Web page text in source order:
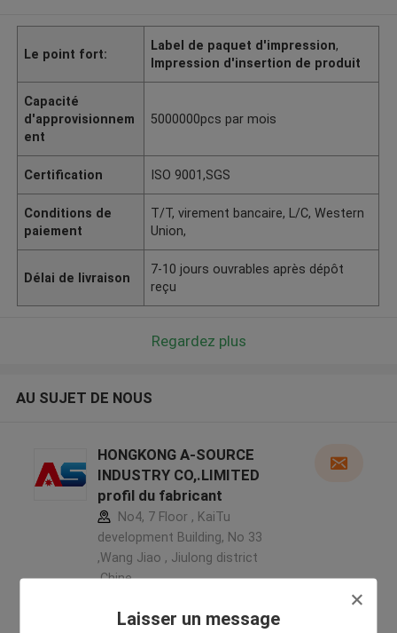
Laisser un message
Le point fort:
Label de paquet d'impression,
Impression d'insertion de produit
Capacité
d'approvisionnem
ent
5000000pcs par mois
Certification ISO 9001,SGS
Conditions de
paiement
T/T, virement bancaire, L/C, Western
Union,
Délai de livraison
7-10 jours ouvrables après dépôt
reçu
Regardez plus
AU SUJET DE NOUS
HONGKONG A-SOURCE
INDUSTRY CO,.LIMITED
profil du fabricant
No4, 7 Floor , KaiTu
development Building, No 33
,Wang Jiao , Jiulong district
,Chine
Fournisseur vérifié